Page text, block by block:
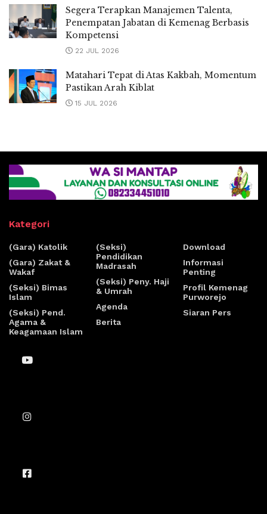
Segera Terapkan Manajemen Talenta,
Penempatan Jabatan di Kemenag Berbasis
Kompetensi
22 JUL 2026
Matahari Tepat di Atas Kakbah, Momentum
Pastikan Arah Kiblat
15 JUL 2026
Kategori
(Gara) Katolik
(Gara) Zakat &
Wakaf
(Seksi) Bimas
Islam
(Seksi) Pend.
Agama &
Keagamaan Islam
(Seksi)
Pendidikan
Madrasah
(Seksi) Peny. Haji
& Umrah
Agenda
Berita
Download
Informasi
Penting
Profil Kemenag
Purworejo
Siaran Pers